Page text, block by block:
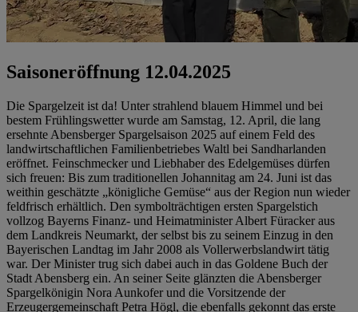
Saisoneröffnung 12.04.2025
Die Spargelzeit ist da! Unter strahlend blauem Himmel und bei
bestem Frühlingswetter wurde am Samstag, 12. April, die lang
ersehnte Abensberger Spargelsaison 2025 auf einem Feld des
landwirtschaftlichen Familienbetriebes Waltl bei Sandharlanden
eröffnet. Feinschmecker und Liebhaber des Edelgemüses dürfen
sich freuen: Bis zum traditionellen Johannitag am 24. Juni ist das
weithin geschätzte „königliche Gemüse“ aus der Region nun wieder
feldfrisch erhältlich. Den symbolträchtigen ersten Spargelstich
vollzog Bayerns Finanz- und Heimatminister Albert Füracker aus
dem Landkreis Neumarkt, der selbst bis zu seinem Einzug in den
Bayerischen Landtag im Jahr 2008 als Vollerwerbslandwirt tätig
war. Der Minister trug sich dabei auch in das Goldene Buch der
Stadt Abensberg ein. An seiner Seite glänzten die Abensberger
Spargelkönigin Nora Aunkofer und die Vorsitzende der
Erzeugergemeinschaft Petra Högl, die ebenfalls gekonnt das erste